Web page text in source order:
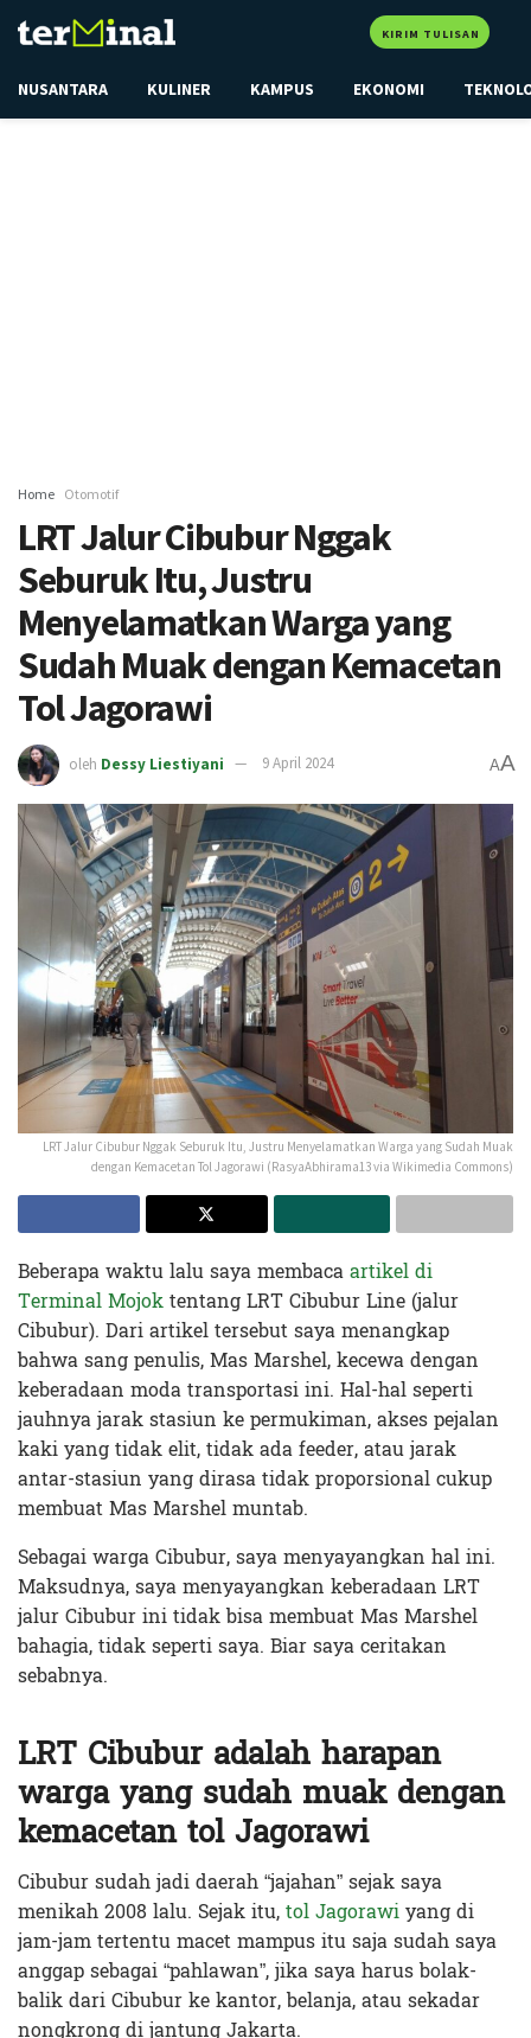
KIRIM TULISAN
NUSANTARA KULINER KAMPUS EKONOMI
Home Otomotif
LRT Jalur Cibubur Nggak
Seburuk Itu, Justru
Menyelamatkan Warga yang
Sudah Muak dengan Kemacetan
Tol Jagorawi
oleh Dessy Liestiyani 9 April 2024 AA
LRT Jalur Cibubur Nggak Seburuk Itu, Justru Menyelamatkan Warga yang Sudah Muak
dengan Kemacetan Tol Jagorawi (RasyaAbhirama13 via Wikimedia Commons)
Beberapa waktu lalu saya membacaartikel di
Terminal Mojoktentang LRT Cibubur Line (jalur
Cibubur). Dari artikel tersebut saya menangkap
bahwa sang penulis, Mas Marshel, kecewa dengan
keberadaan moda transportasi ini. Hal-hal seperti
jauhnya jarak stasiun ke permukiman, akses pejalan
kaki yang tidak elit, tidak ada feeder, atau jarak
antar-stasiun yang dirasa tidak proporsional cukup
membuat Mas Marshel muntab.
Sebagai warga Cibubur, saya menyayangkan hal ini.
Maksudnya, saya menyayangkan keberadaan LRT
jalur Cibubur ini tidak bisa membuat Mas Marshel
bahagia, tidak seperti saya. Biar saya ceritakan
sebabnya.
LRT Cibubur adalah harapan
warga yang sudah muak dengan
kemacetan tol Jagorawi
Cibubur sudah jadi daerah “jajahan” sejak saya
menikah 2008 lalu. Sejak itu,tol Jagorawiyang di
jam-jam tertentu macet mampus itu saja sudah saya
anggap sebagai “pahlawan”, jika saya harus bolak-
balik dari Cibubur ke kantor, belanja, atau sekadar
nongkrong di jantung Jakarta.